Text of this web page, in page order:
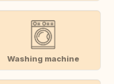
Washing machine